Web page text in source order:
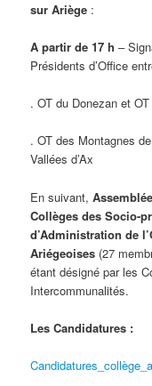
sur Ariège :
A partir de 17 h –
Présidents d’Office
. OT du Donezan et
. OT des Montagnes
Vallées d’Ax
En suivant,
Collèges des Socio-
d’Administration de
Ariégeoises (27
étant désigné par les
Intercommunalités.
Les Candidatures :